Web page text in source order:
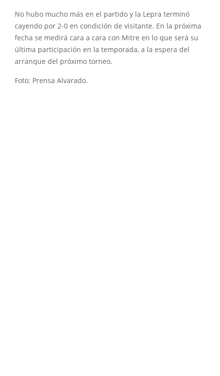
No hubo mucho más en el partido y la Lepra terminó
cayendo por 2-0 en condición de visitante. En la próxima
fecha se medirá cara a cara con Mitre en lo que será su
última participación en la temporada, a la espera del
arranque del próximo torneo.
Foto: Prensa Alvarado.